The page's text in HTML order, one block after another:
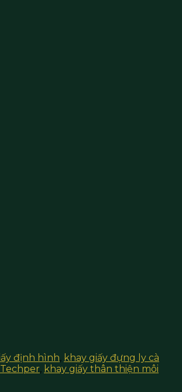
định hình, khay giấy đựng ly cà
, khay giấy thân thiện môi